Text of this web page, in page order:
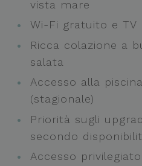
vista mare
Wi-Fi gratuito e TV
Ricca colazione a
salata
Accesso alla
(stagionale)
Priorità sugli
secondo
Accesso